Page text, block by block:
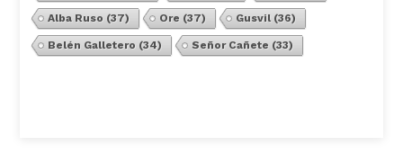
Alba Ruso (37) Ore (37) Gusvil(36)
Belén Galletero (34) Señor Cañete (33)